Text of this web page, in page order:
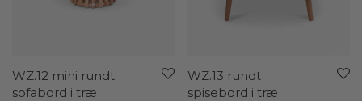
WZ.12 mini rundt
sofabord i træ
WZ.13 rundt
spisebord i træ